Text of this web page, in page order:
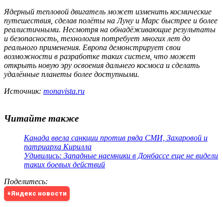
Ядерный тепловой двигатель может изменить космические
путешествия, сделав полёты на Луну и Марс быстрее и более
реалистичными. Несмотря на обнадёживающие результаты
и безопасность, технология потребует многих лет до
реального применения. Европа демонстрирует свои
возможности в разработке таких систем, что может
открыть новую эру освоения дальнего космоса и сделать
удалённые планеты более доступными.
Источник: monavista.ru
Читайте также
Канада ввела санкции против ряда СМИ, Захаровой и
патриарха Кирилла
Удивились: Западные наемники в Донбассе еще не видели
таких боевых действий
Поделитесь:
+Яндекс новости